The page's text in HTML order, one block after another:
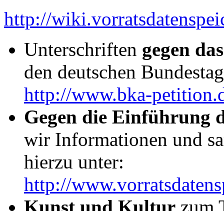
http://
Unterschriften gegen
den deutschen
http://www.bka-
Gegen die Einführung
wir Informationen und
hierzu unter:
http://